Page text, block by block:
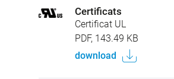
Certificats
Certificat UL
PDF, 143.49 KB
download